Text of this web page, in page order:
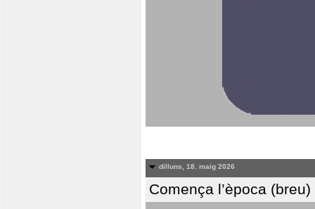
dilluns, 18. maig 2026
Comença l’època